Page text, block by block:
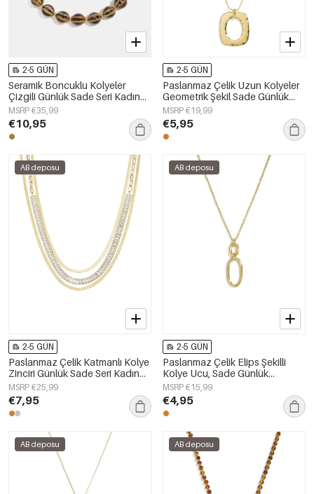
2-5 GÜN
Seramik Boncuklu Kolyeler
Çizgili Günlük Sade Seri Kadın
Takıları
MSRP €35,99
€10,95
2-5 GÜN
Paslanmaz Çelik Uzun Kolyeler
Geometrik Şekil Sade Günlük
Seri Kadın Takıları
MSRP €19,99
€5,95
AB deposu
2-5 GÜN
Paslanmaz Çelik Katmanlı Kolye
Zinciri Günlük Sade Seri Kadın
Takıları
MSRP €25,99
€7,95
AB deposu
2-5 GÜN
Paslanmaz Çelik Elips Şekilli
Kolye Ucu, Sade Günlük
Kullanım İçin, Kadın Takıları
MSRP €15,99
€4,95
AB deposu AB deposu